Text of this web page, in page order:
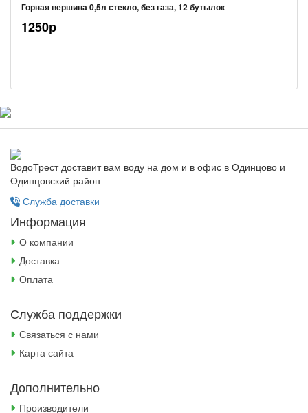
Горная вершина 0,5л стекло, без газа, 12 бутылок
1250р
ВодоТрест доставит вам воду на дом и в офис в Одинцово и
Одинцовский район
Служба доставки
Информация
О компании
Доставка
Оплата
Служба поддержки
Связаться с нами
Карта сайта
Дополнительно
Производители